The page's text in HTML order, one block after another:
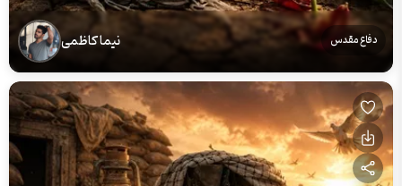
دفاع مقدس نیما کاظمی